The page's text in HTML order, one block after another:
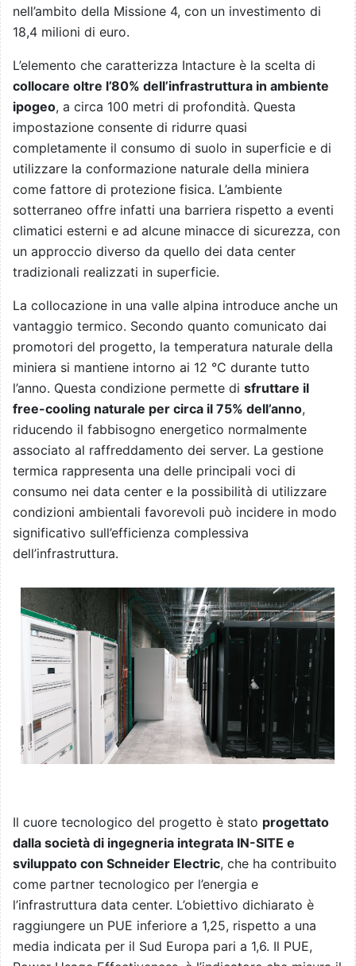
nell’ambito della Missione 4, con un investimento di
18,4 milioni di euro.
L’elemento che caratterizza Intacture è la scelta di
collocare oltre l’80% dell’infrastruttura in ambiente
ipogeo, a circa 100 metri di profondità. Questa
impostazione consente di ridurre quasi
completamente il consumo di suolo in superficie e di
utilizzare la conformazione naturale della miniera
come fattore di protezione fisica. L’ambiente
sotterraneo offre infatti una barriera rispetto a eventi
climatici esterni e ad alcune minacce di sicurezza, con
un approccio diverso da quello dei data center
tradizionali realizzati in superficie.
La collocazione in una valle alpina introduce anche un
vantaggio termico. Secondo quanto comunicato dai
promotori del progetto, la temperatura naturale della
miniera si mantiene intorno ai 12 °C durante tutto
l’anno. Questa condizione permette di sfruttare il
free-cooling naturale per circa il 75% dell’anno,
riducendo il fabbisogno energetico normalmente
associato al raffreddamento dei server. La gestione
termica rappresenta una delle principali voci di
consumo nei data center e la possibilità di utilizzare
condizioni ambientali favorevoli può incidere in modo
significativo sull’efficienza complessiva
dell’infrastruttura.
Il cuore tecnologico del progetto è stato progettato
dalla società di ingegneria integrata IN-SITE e
sviluppato con Schneider Electric, che ha contribuito
come partner tecnologico per l’energia e
l’infrastruttura data center. L’obiettivo dichiarato è
raggiungere un PUE inferiore a 1,25, rispetto a una
media indicata per il Sud Europa pari a 1,6. Il PUE,